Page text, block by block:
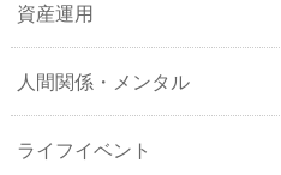
資産運用
人間関係・メンタル
ライフイベント